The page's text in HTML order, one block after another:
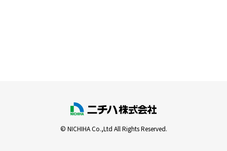
© NICHIHA Co.,Ltd All Rights Reserved.